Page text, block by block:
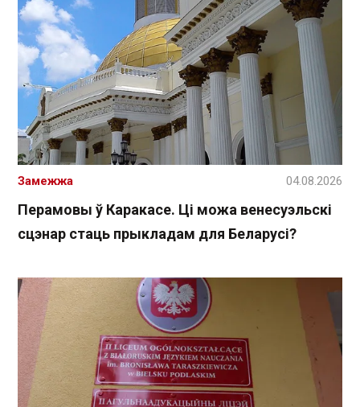
Перамовы ў Каракасе. Ці можа венесуэльскі
сцэнар стаць прыкладам для Беларусі?
Замежжа 04.08.2026